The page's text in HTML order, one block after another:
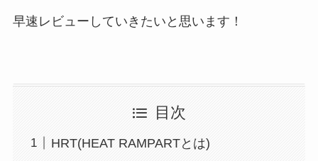
早速レビューしていきたいと思います！
目次
HRT(HEAT RAMPARTとは)